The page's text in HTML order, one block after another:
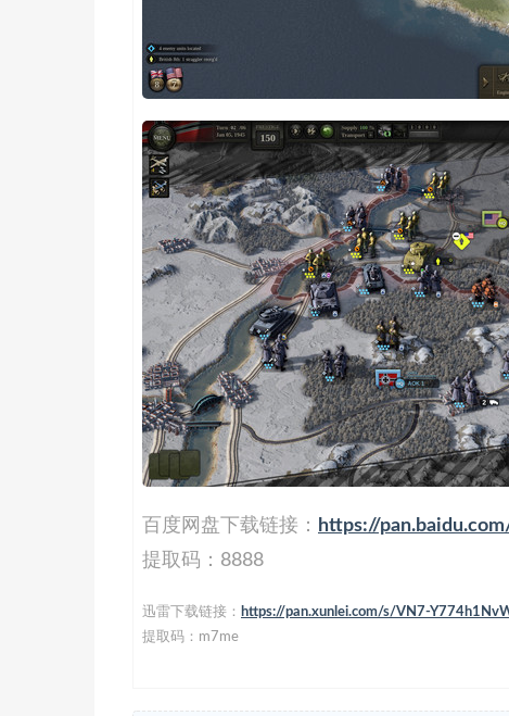
百度网盘下载链接：
https://
提取码：8888
迅雷下载链接：
https://pan.xunlei.com/s/VN7-
提取码：m7me